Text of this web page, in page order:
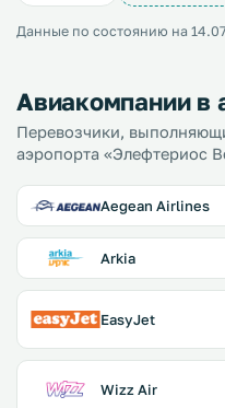
Данные по состоянию на
Авиакомпании в
Перевозчики,
аэропорта «Элефтериос
Aegean Airlines
Arkia
EasyJet
Wizz Air